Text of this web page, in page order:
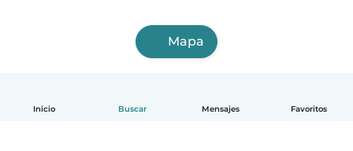
Inicio Buscar Mensajes Favoritos
Mapa